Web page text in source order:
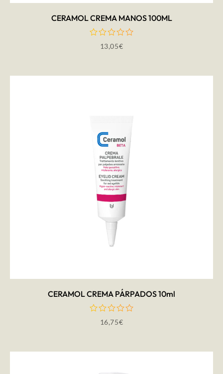
CERAMOL CREMA MANOS 100ML
13,05€
AÑADIR AL CARRITO
CERAMOL CREMA PÁRPADOS 10ml
16,75€